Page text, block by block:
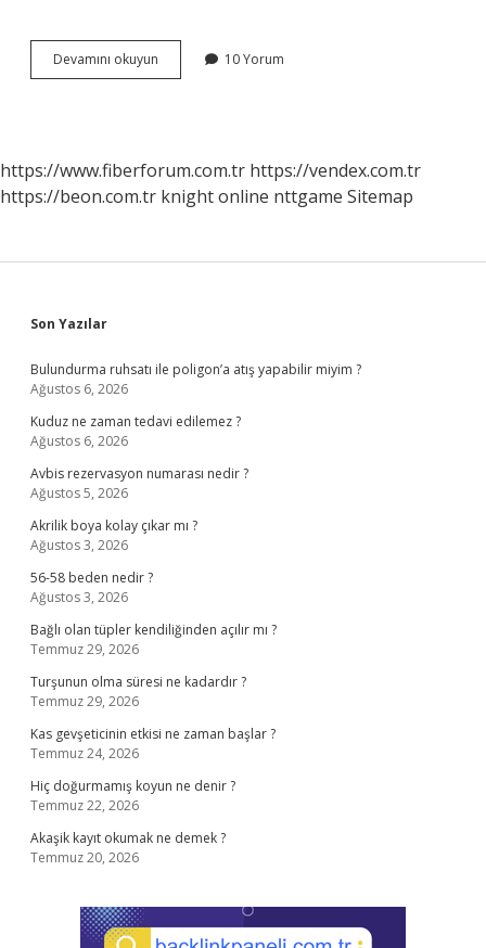
Devamını okuyun
Özü
10 Yorum
https://www.fiberforum.com.tr https://vendex.com.tr
https://beon.com.tr knight online nttgame Sitemap
Sidebar
Son Yazılar
Bulundurma ruhsatı ile poligon’a atış yapabilir miyim ?
Ağustos 6, 2026
Kuduz ne zaman tedavi edilemez ?
Ağustos 6, 2026
Avbis rezervasyon numarası nedir ?
Ağustos 5, 2026
Akrilik boya kolay çıkar mı ?
Ağustos 3, 2026
56-58 beden nedir ?
Ağustos 3, 2026
Bağlı olan tüpler kendiliğinden açılır mı ?
Temmuz 29, 2026
Turşunun olma süresi ne kadardır ?
Temmuz 29, 2026
Kas gevşeticinin etkisi ne zaman başlar ?
Temmuz 24, 2026
Hiç doğurmamış koyun ne denir ?
Temmuz 22, 2026
Akaşik kayıt okumak ne demek ?
Temmuz 20, 2026